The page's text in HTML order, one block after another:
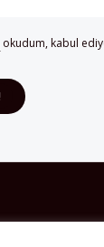
okudum, kabul